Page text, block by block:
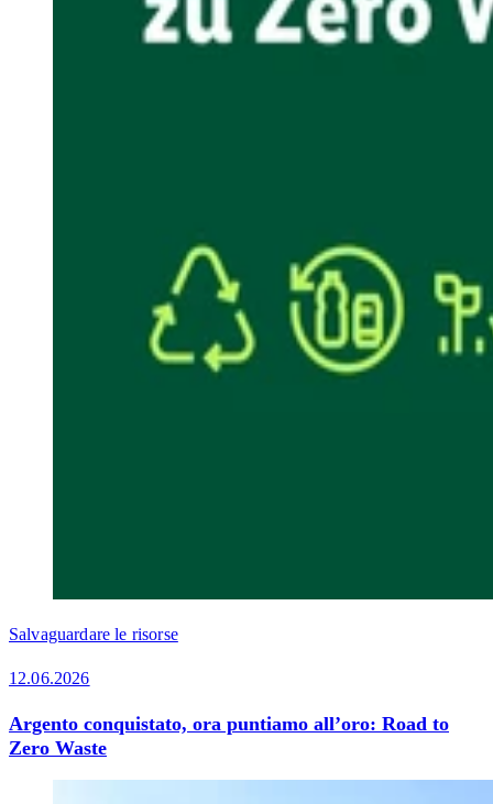
Salvaguardare le risorse
12.06.2026
Argento conquistato, ora puntiamo all’oro: Road to
Zero Waste